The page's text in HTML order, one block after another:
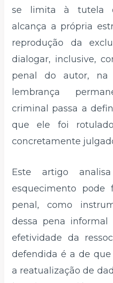
se limita à tutela
alcança a própria
reprodução da
dialogar, inclusive,
penal do autor,
lembrança
criminal passa a
que ele foi
concretamente
Este artigo
esquecimento pode
penal, como
dessa pena
efetividade da
defendida é a de
a reatualização de